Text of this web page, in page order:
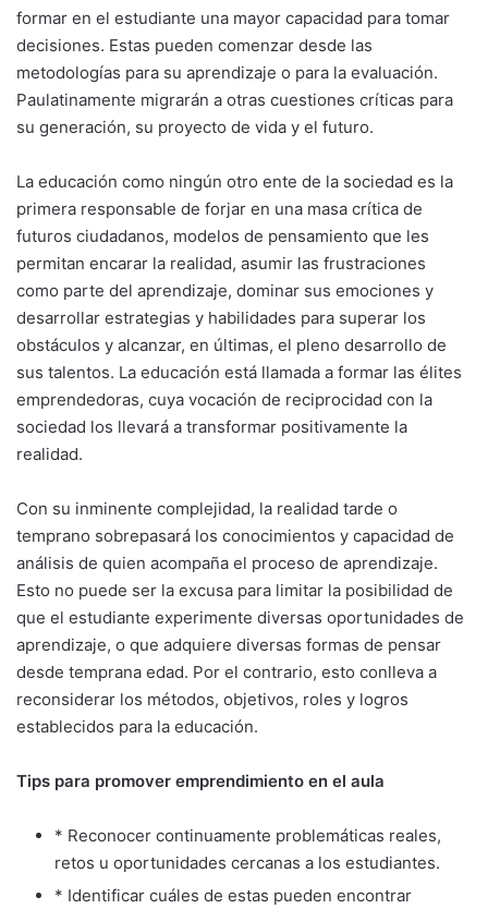
formar en el estudiante una mayor capacidad para tomar
decisiones. Estas pueden comenzar desde las
metodologías para su aprendizaje o para la evaluación.
Paulatinamente migrarán a otras cuestiones críticas para
su generación, su proyecto de vida y el futuro.
La educación como ningún otro ente de la sociedad es la
primera responsable de forjar en una masa crítica de
futuros ciudadanos, modelos de pensamiento que les
permitan encarar la realidad, asumir las frustraciones
como parte del aprendizaje, dominar sus emociones y
desarrollar estrategias y habilidades para superar los
obstáculos y alcanzar, en últimas, el pleno desarrollo de
sus talentos. La educación está llamada a formar las élites
emprendedoras, cuya vocación de reciprocidad con la
sociedad los llevará a transformar positivamente la
realidad.
Con su inminente complejidad, la realidad tarde o
temprano sobrepasará los conocimientos y capacidad de
análisis de quien acompaña el proceso de aprendizaje.
Esto no puede ser la excusa para limitar la posibilidad de
que el estudiante experimente diversas oportunidades de
aprendizaje, o que adquiere diversas formas de pensar
desde temprana edad. Por el contrario, esto conlleva a
reconsiderar los métodos, objetivos, roles y logros
establecidos para la educación.
Tips para promover emprendimiento en el aula
* Reconocer continuamente problemáticas reales,
retos u oportunidades cercanas a los estudiantes.
* Identificar cuáles de estas pueden encontrar